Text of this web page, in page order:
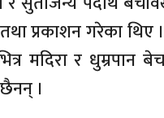
प्रकाशन गरेका थिए
मदिरा र धुम्रपान
।